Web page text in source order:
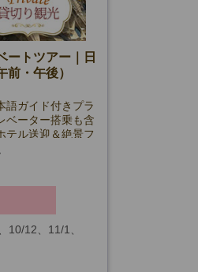
ートツアー｜日
・午後）
語ガイド付きプラ
ベーター搭乗も含
テル送迎＆絶景フ
をお届けします。
10/12、11/1、
ミリア閉館日を